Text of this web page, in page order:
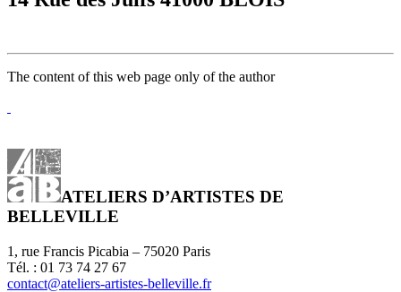
The content of this web page only of the author
ATELIERS D’ARTISTES DE
BELLEVILLE
1, rue Francis Picabia – 75020 Paris
Tél. : 01 73 74 27 67
contact@ateliers-artistes-belleville.fr